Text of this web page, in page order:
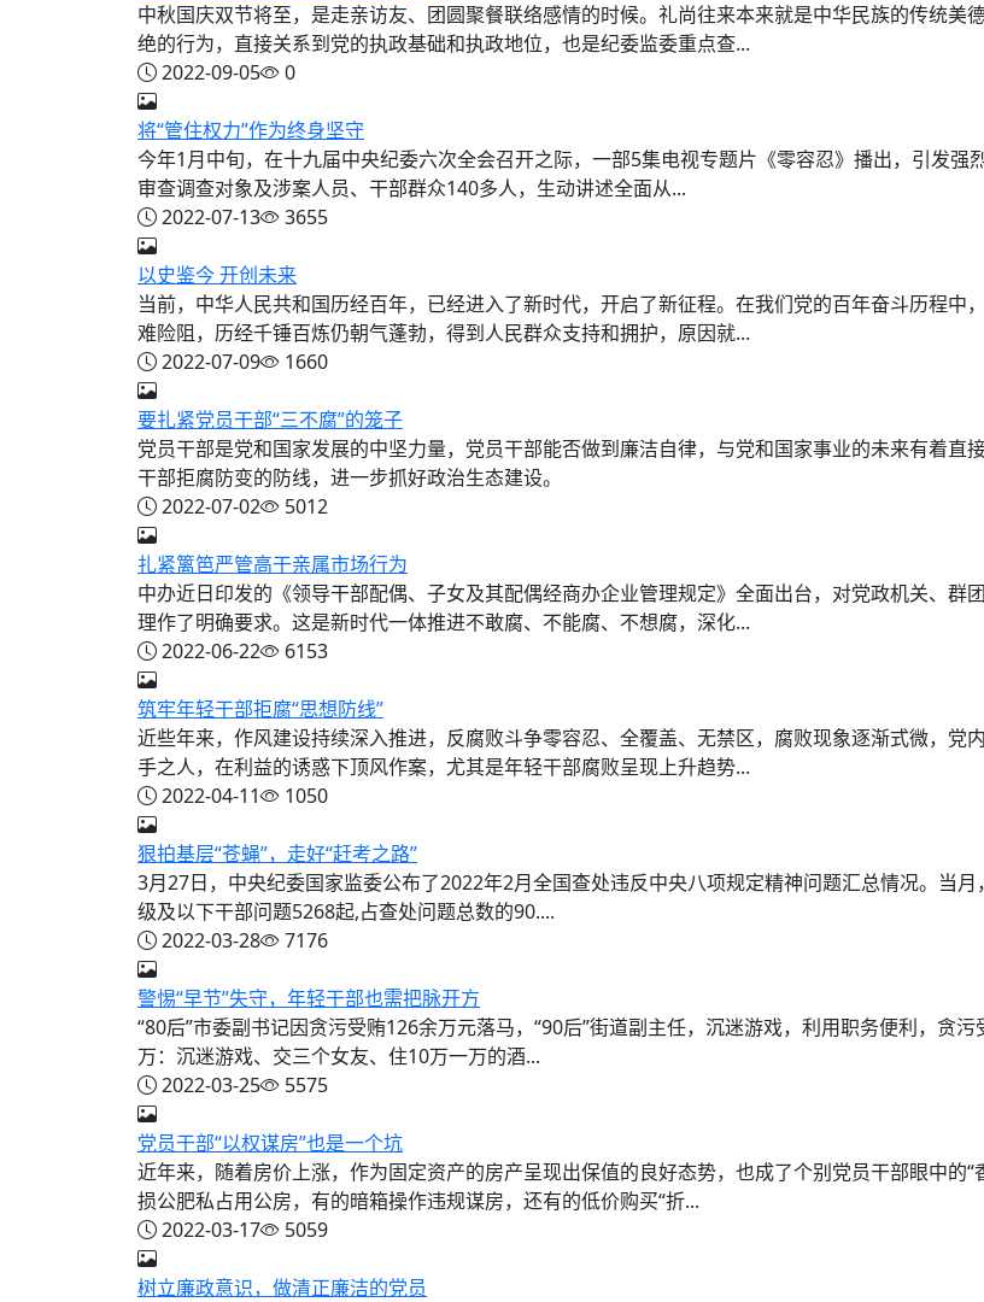
中秋国庆双节将至，是走亲访友、团圆聚餐联络感情的时候。礼尚往来本来就是中华民族的传统
绝的行为，直接关系到党的执政基础和执政地位，也是纪委监委重点查...
2022-09-05
0
将“管住权力”作为终身坚守
今年1月中旬，在十九届中央纪委六次全会召开之际，一部5集电视专题片《零容忍》播出，引发
审查调查对象及涉案人员、干部群众140多人，生动讲述全面从...
2022-07-13
3655
以史鉴今 开创未来
当前，中华人民共和国历经百年，已经进入了新时代，开启了新征程。在我们党的百年奋斗历程中
难险阻，历经千锤百炼仍朝气蓬勃，得到人民群众支持和拥护，原因就...
2022-07-09
1660
要扎紧党员干部“三不腐”的笼子
党员干部是党和国家发展的中坚力量，党员干部能否做到廉洁自律，与党和国家事业的未来有着直
干部拒腐防变的防线，进一步抓好政治生态建设。
2022-07-02
5012
扎紧篱笆严管高干亲属市场行为
中办近日印发的《领导干部配偶、子女及其配偶经商办企业管理规定》全面出台，对党政机关、群
理作了明确要求。这是新时代一体推进不敢腐、不能腐、不想腐，深化...
2022-06-22
6153
筑牢年轻干部拒腐“思想防线”
近些年来，作风建设持续深入推进，反腐败斗争零容忍、全覆盖、无禁区，腐败现象逐渐式微，党
手之人，在利益的诱惑下顶风作案，尤其是年轻干部腐败呈现上升趋势...
2022-04-11
1050
狠拍基层“苍蝇”，走好“赶考之路”
3月27日，中央纪委国家监委公布了2022年2月全国查处违反中央八项规定精神问题汇总情况。当
级及以下干部问题5268起,占查处问题总数的90....
2022-03-28
7176
警惕“早节”失守，年轻干部也需把脉开方
“80后”市委副书记因贪污受贿126余万元落马，“90后”街道副主任，沉迷游戏，利用职务便利，贪
万：沉迷游戏、交三个女友、住10万一万的酒...
2022-03-25
5575
党员干部“以权谋房”也是一个坑
近年来，随着房价上涨，作为固定资产的房产呈现出保值的良好态势，也成了个别党员干部眼中的
损公肥私占用公房，有的暗箱操作违规谋房，还有的低价购买“折...
2022-03-17
5059
树立廉政意识，做清正廉洁的党员